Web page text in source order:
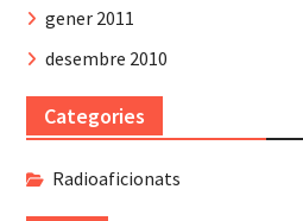
gener 2011
desembre 2010
Categories
Radioaficionats